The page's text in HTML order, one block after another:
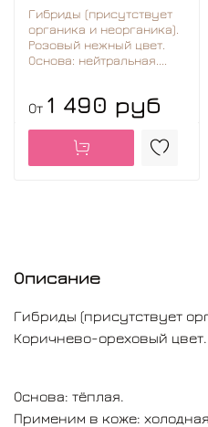
Гибриды (присутствует
органика и неорганика).
Розовый нежный цвет.
Основа: нейтральная....
От 1 490 руб
Описание
Гибриды (присутствует
Коричнево-ореховый цвет.
Основа: тёплая.
Применим в коже: